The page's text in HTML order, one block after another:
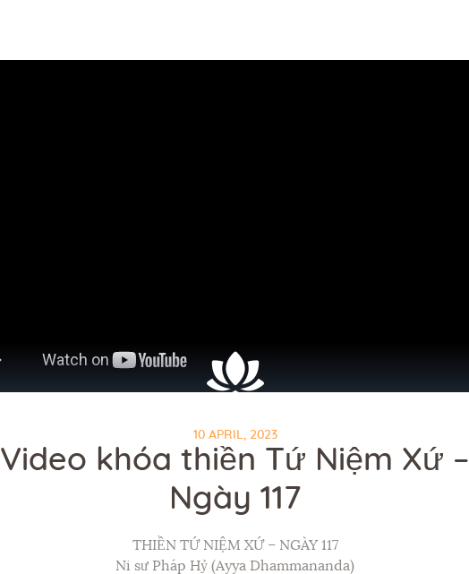
10 APRIL, 2023
Video khóa thiền Tứ Niệm Xứ –
Ngày 117
THIỀN TỨ NIỆM XỨ – NGÀY 117
Ni sư Pháp Hỷ (Ayya Dhammananda)